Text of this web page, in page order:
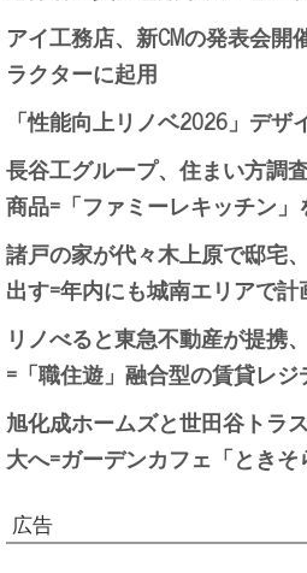
アイ工務店、新CMの発表会開
ラクターに起用
「性能向上リノベ2026」デザ
長谷工グループ、住まい方調
商品=「ファミーレキッチン」
諸戸の家が代々木上原で邸宅
出す=年内にも城南エリアで計
リノべると東急不動産が提携
=「職住遊」融合型の賃貸レジ
旭化成ホームズと世田谷トラ
大へ=ガーデンカフェ「とき
広告